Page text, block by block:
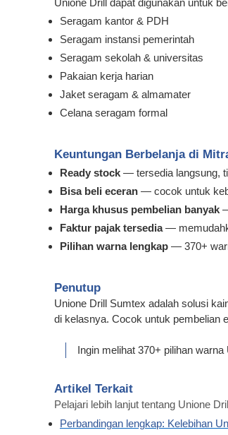
Unione Drill dapat digunakan untuk
Seragam kantor & PDH
Seragam instansi pemerintah
Seragam sekolah & universitas
Pakaian kerja harian
Jaket seragam & almamater
Celana seragam formal
Keuntungan Berbelanja di
Ready stock — tersedia langsung,
Bisa beli eceran — cocok untuk
Harga khusus pembelian banyak
Faktur pajak tersedia—
Pilihan warna lengkap — 370+
Penutup
Unione Drill Sumtex adalah solusi
di kelasnya. Cocok untuk pembelian
Ingin melihat 370+ pilihan
Artikel Terkait
Pelajari lebih lanjut tentang Unione
Perbandingan lengkap: Kelebihan